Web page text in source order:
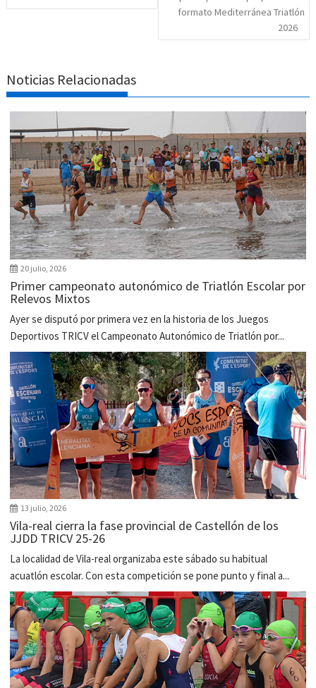
formato Mediterránea Triatlón
2026
Noticias Relacionadas
20 julio, 2026
Primer campeonato autonómico de Triatlón Escolar por
Relevos Mixtos
Ayer se disputó por primera vez en la historia de los Juegos
Deportivos TRICV el Campeonato Autonómico de Triatlón por...
13 julio, 2026
Vila-real cierra la fase provincial de Castellón de los
JJDD TRICV 25-26
La localidad de Vila-real organizaba este sábado su habitual
acuatlón escolar. Con esta competición se pone punto y final a...